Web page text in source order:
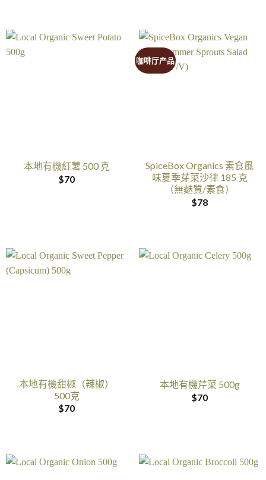
本地有機紅薯 500 克
$70
咖啡厅产品
SpiceBox Organics 素食風
味夏季芽菜沙律 185 克
（無麩質/素食）
$78
本地有機甜椒（辣椒）
500克
$70
本地有機芹菜 500g
$70